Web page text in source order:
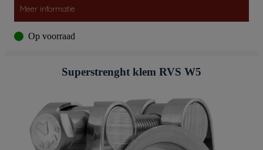
Meer informatie
Op voorraad
Superstrenght klem RVS W5